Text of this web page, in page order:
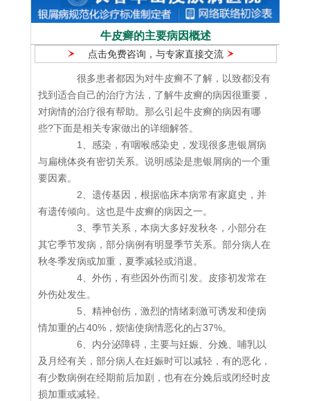
牛皮癣的主要病因概述
点击免费咨询，与专家直接交流
很多患者都因为对牛皮癣不了解，以致都没有
找到适合自己的治疗方法，了解牛皮癣的病因很重要，
对病情的治疗很有帮助。那么引起牛皮癣的病因有哪
些?下面是相关专家做出的详细解答。
1、感染，有咽喉感染史，发现很多患银屑病
与扁桃体炎有密切关系。说明感染是患银屑病的一个重
要因素。
2、遗传基因，根据临床本病常有家庭史，并
有遗传倾向。这也是牛皮癣的病因之一。
3、季节关系，本病大多好发秋冬，小部分在
其它季节发病，部分病例有明显季节关系。部分病人在
秋冬季发病或加重，夏季减轻或消退。
4、外伤，有些因外伤而引发。皮疹初发常在
外伤处发生。
5、精神创伤，激烈的情绪刺激可诱发和使病
情加重的占40%，烦恼使病情恶化的占37%。
6、内分泌障碍，主要与妊娠、分娩、哺乳以
及月经有关，部分病人在妊娠时可以减轻，有的恶化，
有少数病例在经期前后加剧，也有在分娩后或闭经时皮
损加重或减轻。